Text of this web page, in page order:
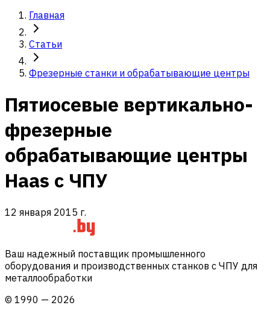
Главная
Статьи
Фрезерные станки и обрабатывающие центры
Пятиосевые вертикально-
фрезерные
обрабатывающие центры
Haas с ЧПУ
12 января 2015 г.
Ваш надежный поставщик промышленного
оборудования и производственных станков с ЧПУ для
металлообработки
© 1990 — 2026